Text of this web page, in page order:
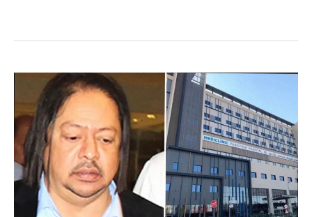
গড়তে
সরকারের
অঙ্গীকার:
মাহদী
আমিনের
স্পষ্ট
বার্তা